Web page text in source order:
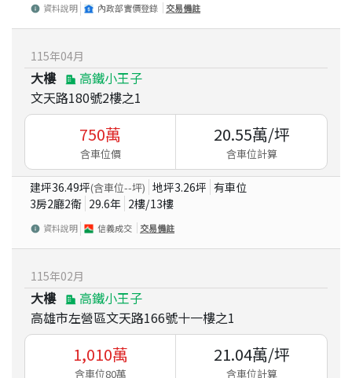
資料說明 內政部實價登錄 交易備註
115年04月
大樓
高鐵小王子
文天路180號2樓之1
750萬
含車位價
20.55萬/坪
含車位計算
建坪36.49坪(含車位--坪) 地坪3.26坪 有車位
3房2廳2衛 29.6年 2樓/13樓
資料說明 信義成交 交易備註
115年02月
大樓
高鐵小王子
高雄市左營區文天路166號十一樓之1
1,010萬
含車位80萬
21.04萬/坪
含車位計算